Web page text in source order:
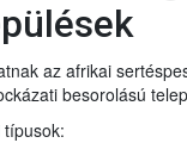
az afrikai
besorolású